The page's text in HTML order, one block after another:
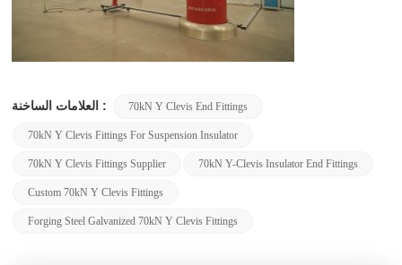
العلامات الساخنة : 70kN Y Clevis End Fittings
70kN Y Clevis Fittings For Suspension Insulator
70kN Y Clevis Fittings Supplier 70kN Y-Clevis Insulator End Fittings
Custom 70kN Y Clevis Fittings
Forging Steel Galvanized 70kN Y Clevis Fittings